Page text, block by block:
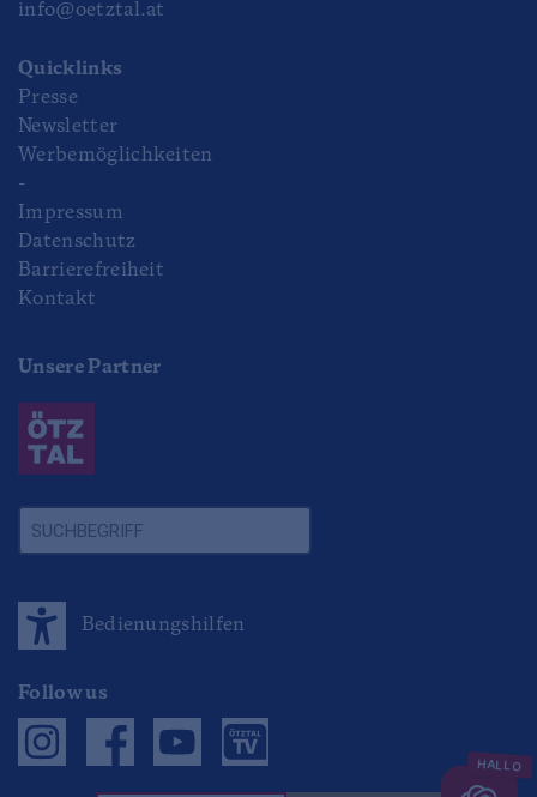
info@oetztal.at
Quicklinks
Presse
Newsletter
Werbemöglichkeiten
-
Impressum
Datenschutz
Barrierefreiheit
Kontakt
Unsere Partner
Bedienungshilfen
Follow us